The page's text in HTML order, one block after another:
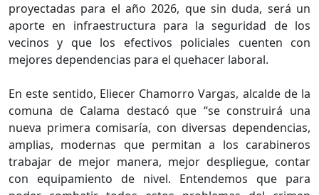
proyectadas para el año 2026, que sin duda, será un
aporte en infraestructura para la seguridad de los
vecinos y que los efectivos policiales cuenten con
mejores dependencias para el quehacer laboral.
En este sentido, Eliecer Chamorro Vargas, alcalde de la
comuna de Calama destacó que “se construirá una
nueva primera comisaría, con diversas dependencias,
amplias, modernas que permitan a los carabineros
trabajar de mejor manera, mejor despliegue, contar
con equipamiento de nivel. Entendemos que para